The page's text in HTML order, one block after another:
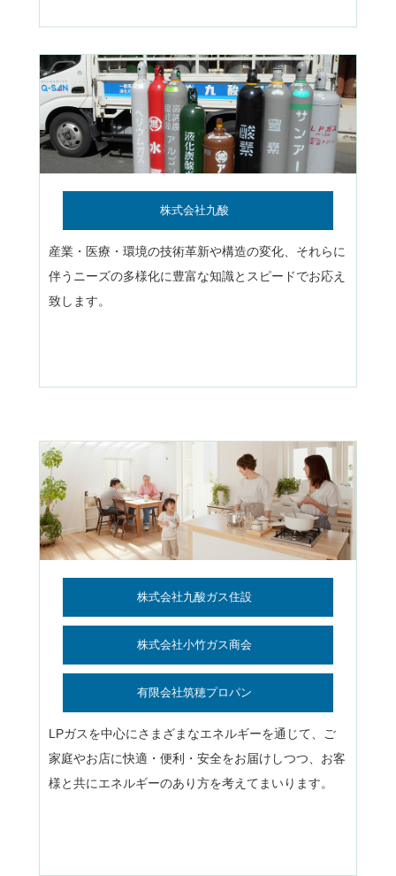
株式会社九酸
産業・医療・環境の技術革新や構造の変化、それらに
伴うニーズの多様化に豊富な知識とスピードでお応え
致します。
株式会社九酸ガス住設
株式会社小竹ガス商会
有限会社筑穂プロパン
LPガスを中心にさまざまなエネルギーを通じて、ご
家庭やお店に快適・便利・安全をお届けしつつ、お客
様と共にエネルギーのあり方を考えてまいります。